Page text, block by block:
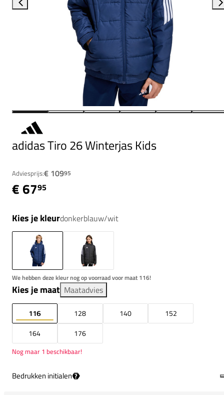
adidas Tiro 26 Winterjas Kids
Adviesprijs:€ 10995
€ 6795
Kies je kleurdonkerblauw/wit
We hebben deze kleur nog op voorraad voor maat 116!
Kies je maat Maatadvies
116 128 140
152
164
176
Nog maar 1 beschikbaar!
Bedrukken initialen ?